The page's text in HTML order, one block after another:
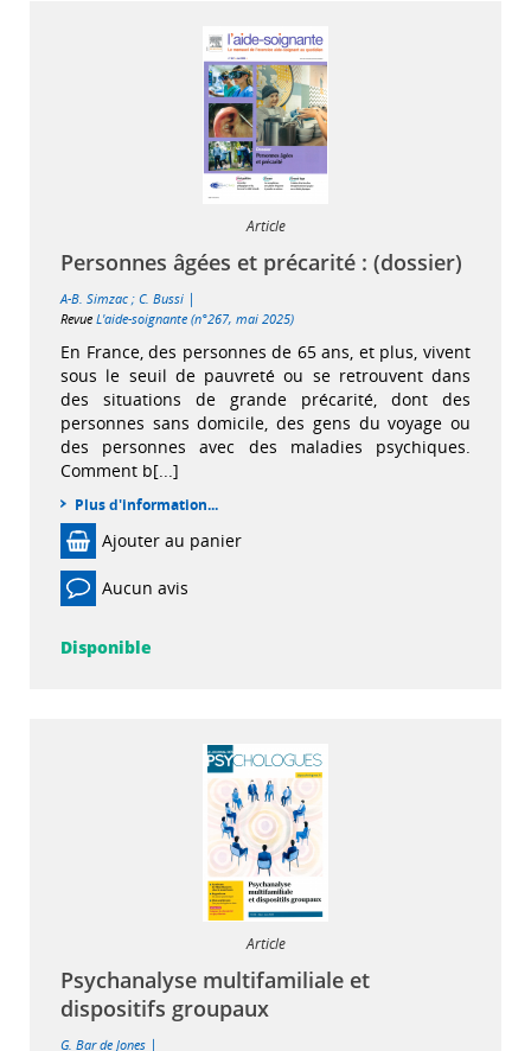
Article
Personnes âgées et précarité : (dossier)
A-B. Simzac ; C. Bussi |
Revue L'aide-soignante (n°267, mai 2025)
En France, des personnes de 65 ans, et plus, vivent
sous le seuil de pauvreté ou se retrouvent dans
des situations de grande précarité, dont des
personnes sans domicile, des gens du voyage ou
des personnes avec des maladies psychiques.
Comment b[...]
Plus d'information...
Ajouter au panier
Aucun avis
Disponible
Article
Psychanalyse multifamiliale et
dispositifs groupaux
G. Bar de Jones |